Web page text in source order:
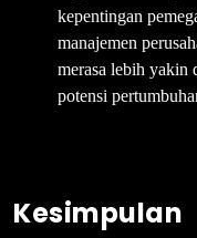
kepentingan
manajemen
merasa lebih yakin
potensi
Kesimpulan